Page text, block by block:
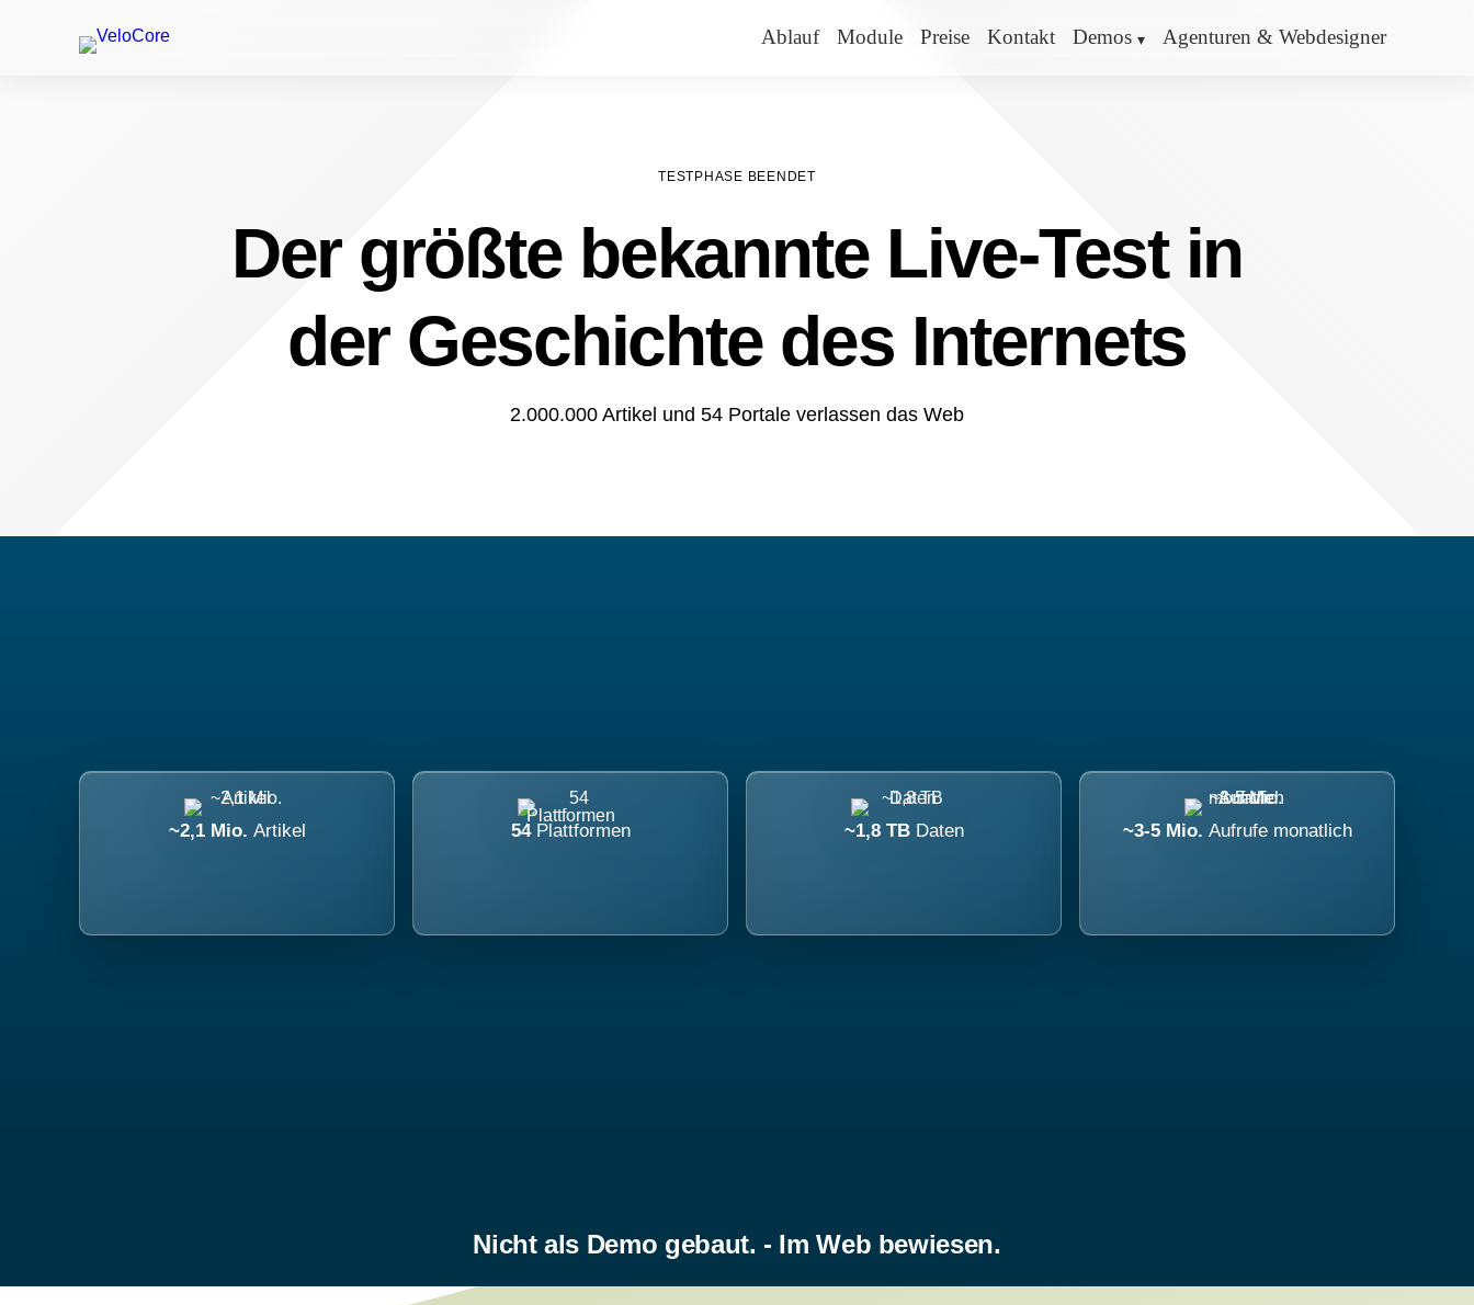
Ablauf Module Preise Kontakt Demos Agenturen & Webdesigner
TESTPHASE BEENDET
Der größte bekannte Live-Test in
der Geschichte des Internets
2.000.000 Artikel und 54 Portale verlassen das Web
~2,1 Mio. Artikel 54 Plattformen ~1,8 TB Daten ~3-5 Mio. Aufrufe monatlich
Nicht als Demo gebaut. - Im Web bewiesen.